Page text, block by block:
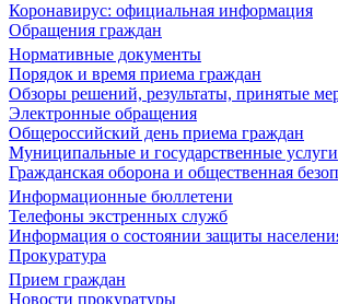
Коронавирус: официальная информация
Обращения граждан
Нормативные документы
Порядок и время приема граждан
Обзоры решений, результаты, принятые
Электронные обращения
Общероссийский день приема граждан
Муниципальные и государственные услуги
Гражданская оборона и общественная
Информационные бюллетени
Телефоны экстренных служб
Информация о состоянии защиты
Прокуратура
Прием граждан
Новости прокуратуры